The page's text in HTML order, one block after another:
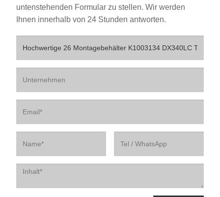
untenstehenden Formular zu stellen. Wir werden
Ihnen innerhalb von 24 Stunden antworten.